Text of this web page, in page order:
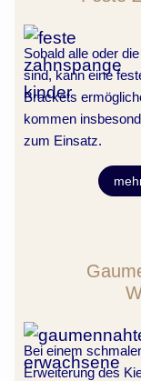
Sobald alle oder
sind, kann eine
Brackets
kommen
zum Einsatz.
Bei einem
Erweiterung des